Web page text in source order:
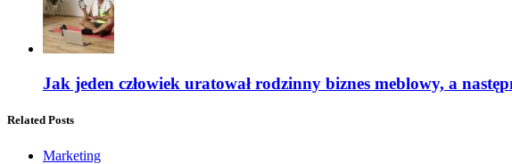
Jak jeden człowiek uratował rodzinny biznes meblowy, a
Related Posts
Marketing